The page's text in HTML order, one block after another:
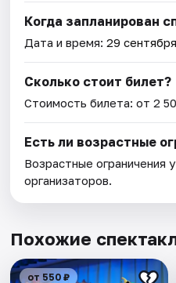
Когда запланирован
Дата и время:29
Сколько стоит билет?
Стоимость билета: от 2
Есть ли возрастные
Возрастные ограничения
организаторов.
Похожие
от 550 ₽